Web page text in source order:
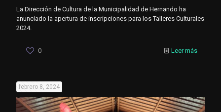
La Dirección de Cultura de la Municipalidad de Hernando ha
anunciado la apertura de inscripciones para los Talleres Culturales
2024.
0 Leer más
febrero 8, 2024